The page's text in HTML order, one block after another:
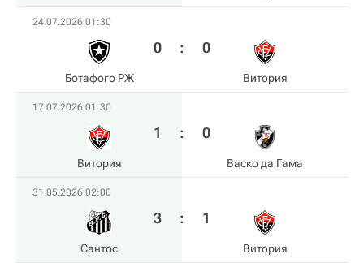
24.07.2026 01:30
Ботафого РЖ
0 : 0
Витория
17.07.2026 01:30
Витория
1 : 0
Васко да Гама
31.05.2026 02:00
Сантос
3 : 1
Витория